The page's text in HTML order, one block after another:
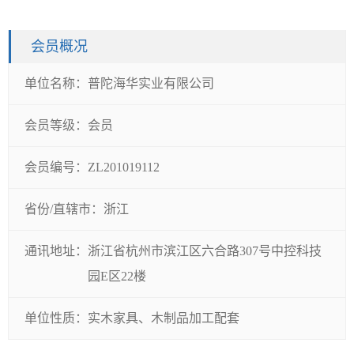
会员概况
单位名称： 普陀海华实业有限公司
会员等级： 会员
会员编号： ZL201019112
省份/直辖市： 浙江
通讯地址： 浙江省杭州市滨江区六合路307号中控科技
园E区22楼
单位性质： 实木家具、木制品加工配套